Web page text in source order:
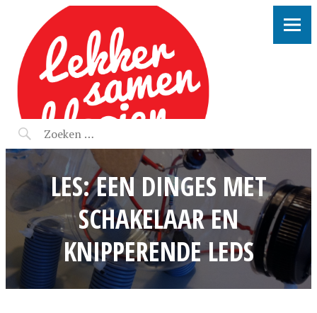
LEKKER SAMEN KLOOIEN
LES: EEN DINGES MET
SCHAKELAAR EN
KNIPPERENDE LEDS